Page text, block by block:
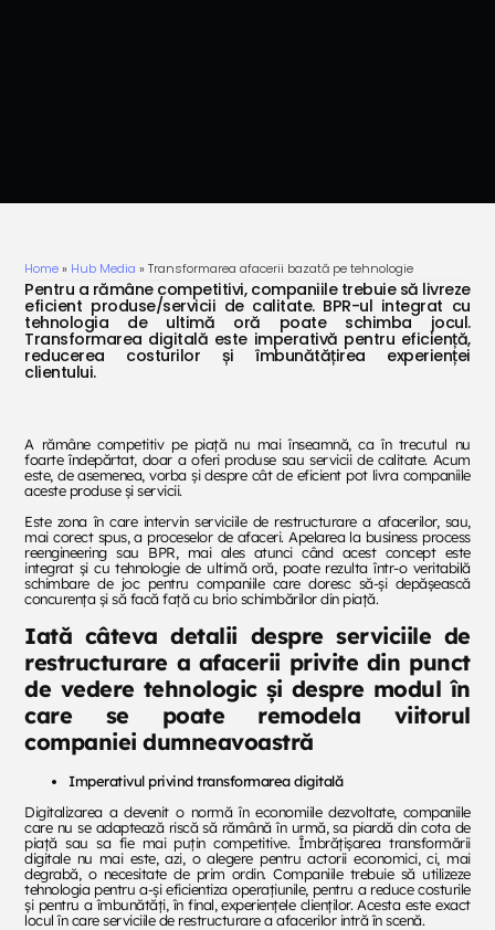
Home» Hub Media »Transformarea afacerii bazată pe tehnologie
Pentru a rămâne competitivi, companiile trebuie să livreze
eficient produse/servicii de calitate. BPR-ul integrat cu
tehnologia de ultimă oră poate schimba jocul.
Transformarea digitală este imperativă pentru eficiență,
reducerea costurilor și îmbunătățirea experienței
clientului.
A rămâne competitiv pe piață nu mai înseamnă, ca în trecutul nu
foarte îndepărtat, doar a oferi produse sau servicii de calitate. Acum
este, de asemenea, vorba și despre cât de eficient pot livra companiile
aceste produse și servicii.
Este zona în care intervin serviciile de restructurare a afacerilor, sau,
mai corect spus, a proceselor de afaceri. Apelarea la business process
reengineering sau BPR, mai ales atunci când acest concept este
integrat și cu tehnologie de ultimă oră, poate rezulta într-o veritabilă
schimbare de joc pentru companiile care doresc să-și depășească
concurența și să facă față cu brio schimbărilor din piață.
Iată câteva detalii despre serviciile de
restructurare a afacerii privite din punct
de vedere tehnologic și despre modul în
care se poate remodela viitorul
companiei dumneavoastră
Imperativul privind transformarea digitală
Digitalizarea a devenit o normă în economiile dezvoltate, companiile
care nu se adaptează riscă să rămână în urmă, sa piardă din cota de
piață sau sa fie mai puțin competitive. Îmbrățișarea transformării
digitale nu mai este, azi, o alegere pentru actorii economici, ci, mai
degrabă, o necesitate de prim ordin. Companiile trebuie să utilizeze
tehnologia pentru a-și eficientiza operațiunile, pentru a reduce costurile
și pentru a îmbunătăți, în final, experiențele clienților. Acesta este exact
locul în care serviciile de restructurare a afacerilor intră în scenă.